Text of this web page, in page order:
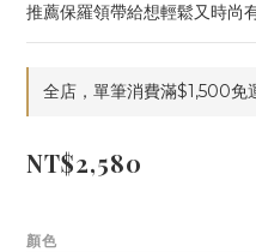
推薦保羅領帶給想輕鬆又時尚
全店，單筆消費滿$1,500免
NT$2,580
顏色